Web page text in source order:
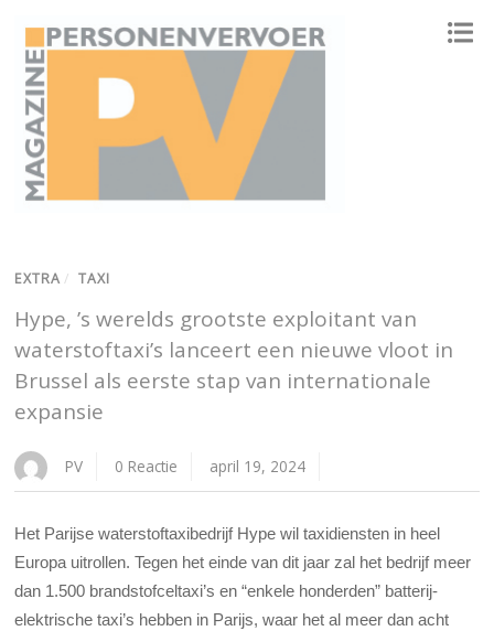
EXTRA / TAXI
Hype, ’s werelds grootste exploitant van
waterstoftaxi’s lanceert een nieuwe vloot in
Brussel als eerste stap van internationale
expansie
PV 0 Reactie april 19, 2024
Het Parijse waterstoftaxibedrijf Hype wil taxidiensten in heel
Europa uitrollen. Tegen het einde van dit jaar zal het bedrijf meer
dan 1.500 brandstofceltaxi’s en “enkele honderden” batterij-
elektrische taxi’s hebben in Parijs, waar het al meer dan acht